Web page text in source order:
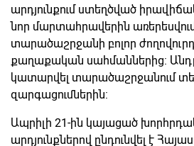
արդյունքում ստեղծված
նոր մարտահրավերին
տարածաշրջանի բոլոր
քաղաքական սահմաններից:
կատարվել տարածաշրջանում
զարգացումներին:
Ապրիլի 21-ին կայացած
արդյունքներով ընդունվել է